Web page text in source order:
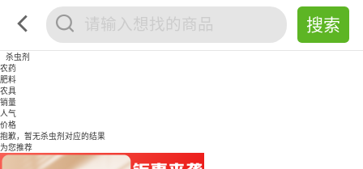
杀虫剂
农药
肥料
农具
销量
人气
价格
抱歉，暂无杀虫剂对应的结果
为您推荐